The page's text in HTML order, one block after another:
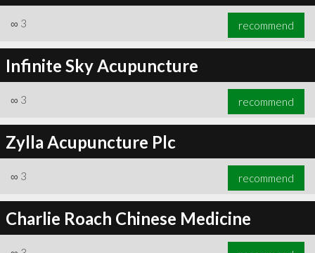
∞ 3 recommend
Infinite Sky Acupuncture
∞ 3 recommend
Zylla Acupuncture Plc
∞ 3 recommend
Charlie Roach Chinese Medicine